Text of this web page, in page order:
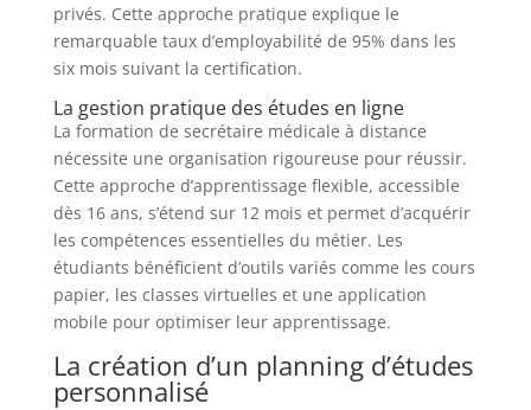
privés. Cette approche pratique explique le
remarquable taux d’employabilité de 95% dans les
six mois suivant la certification.
La gestion pratique des études en ligne
La formation de secrétaire médicale à distance
nécessite une organisation rigoureuse pour réussir.
Cette approche d’apprentissage flexible, accessible
dès 16 ans, s’étend sur 12 mois et permet d’acquérir
les compétences essentielles du métier. Les
étudiants bénéficient d’outils variés comme les cours
papier, les classes virtuelles et une application
mobile pour optimiser leur apprentissage.
La création d’un planning d’études
personnalisé